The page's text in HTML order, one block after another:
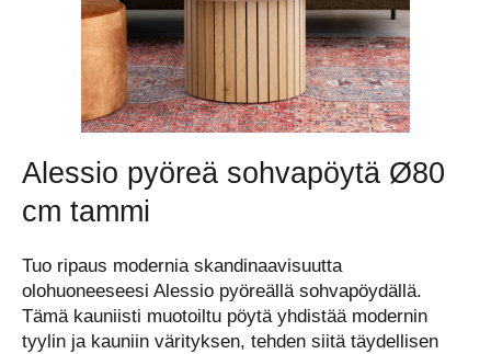
Alessio pyöreä sohvapöytä Ø80
cm tammi
Tuo ripaus modernia skandinaavisuutta
olohuoneeseesi Alessio pyöreällä sohvapöydällä.
Tämä kauniisti muotoiltu pöytä yhdistää modernin
tyylin ja kauniin värityksen, tehden siitä täydellisen